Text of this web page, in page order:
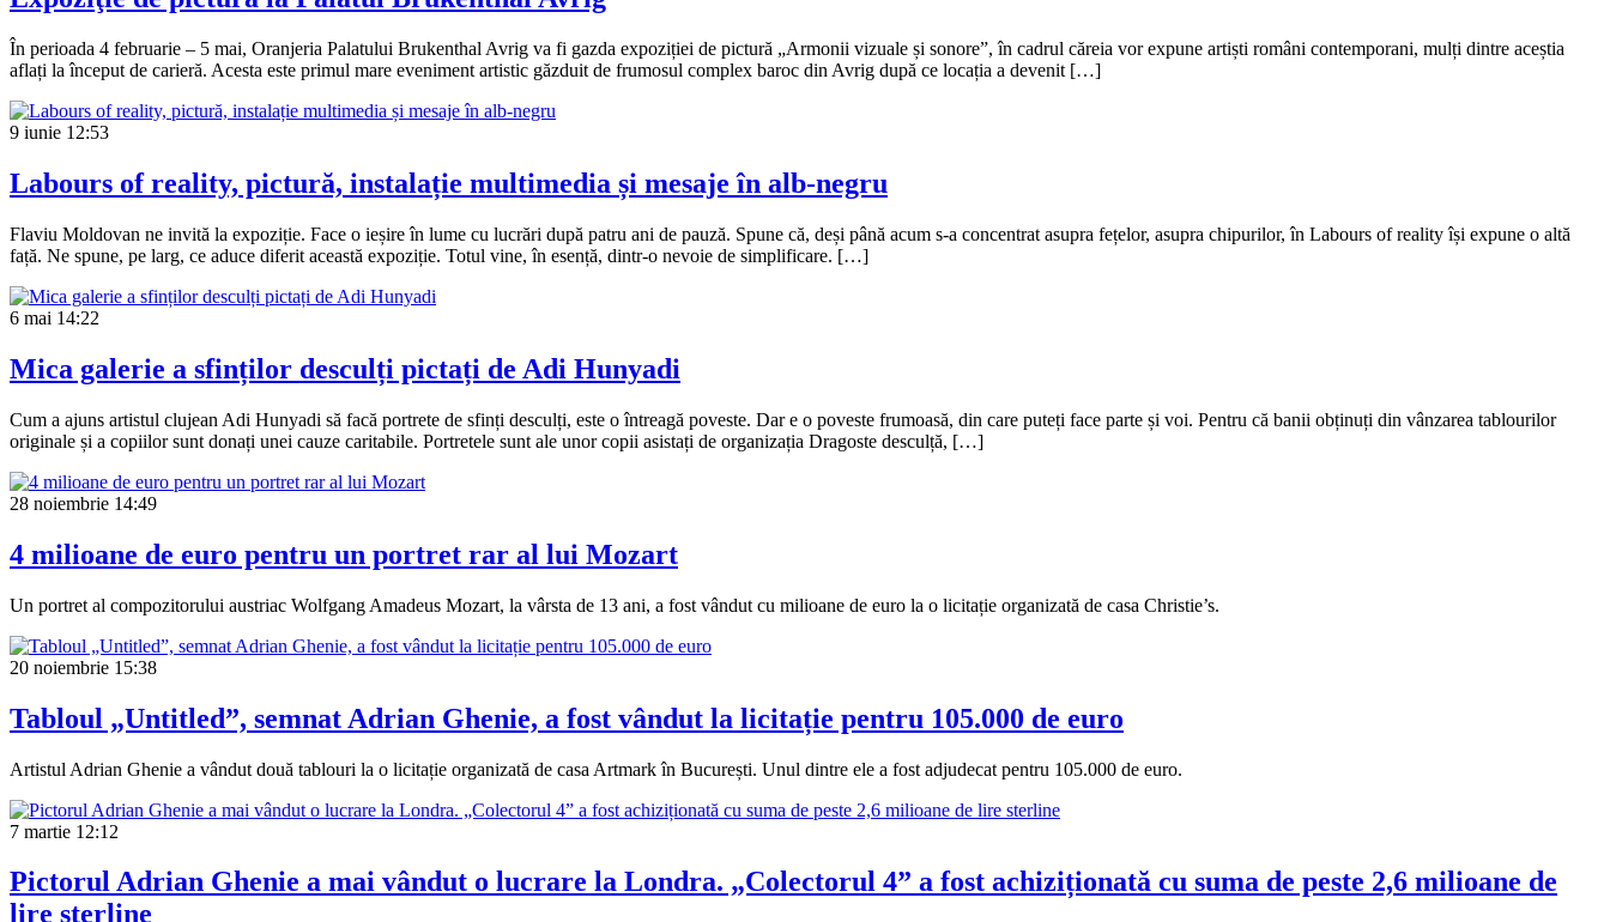
În perioada 4 februarie – 5 mai, Oranjeria Palatului Brukenthal Avrig va fi gazda expoziției de pictură „Armonii vizuale și sonore”, în cadrul căreia vor expune artiști români contemporani, mulți dintre aceștia
aflați la început de carieră. Acesta este primul mare eveniment artistic găzduit de frumosul complex baroc din Avrig după ce locația a devenit […]
9 iunie 12:53
Labours of reality, pictură, instalație multimedia și mesaje în alb-negru
Flaviu Moldovan ne invită la expoziție. Face o ieșire în lume cu lucrări după patru ani de pauză. Spune că, deși până acum s-a concentrat asupra fețelor, asupra chipurilor, în Labours of reality își expune o altă
față. Ne spune, pe larg, ce aduce diferit această expoziție. Totul vine, în esență, dintr-o nevoie de simplificare. […]
6 mai 14:22
Mica galerie a sfinților desculți pictați de Adi Hunyadi
Cum a ajuns artistul clujean Adi Hunyadi să facă portrete de sfinți desculți, este o întreagă poveste. Dar e o poveste frumoasă, din care puteți face parte și voi. Pentru că banii obținuți din vânzarea tablourilor
originale și a copiilor sunt donați unei cauze caritabile. Portretele sunt ale unor copii asistați de organizația Dragoste desculță, […]
28 noiembrie 14:49
4 milioane de euro pentru un portret rar al lui Mozart
Un portret al compozitorului austriac Wolfgang Amadeus Mozart, la vârsta de 13 ani, a fost vândut cu milioane de euro la o licitație organizată de casa Christie’s.
20 noiembrie 15:38
Tabloul „Untitled”, semnat Adrian Ghenie, a fost vândut la licitație pentru 105.000 de euro
Artistul Adrian Ghenie a vândut două tablouri la o licitație organizată de casa Artmark în București. Unul dintre ele a fost adjudecat pentru 105.000 de euro.
7 martie 12:12
Pictorul Adrian Ghenie a mai vândut o lucrare la Londra. „Colectorul 4” a fost achiziționată cu suma de peste 2,6 milioane de
lire sterline